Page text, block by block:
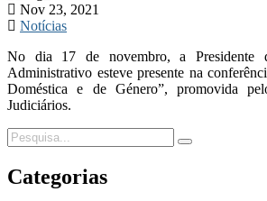
Nov 23, 2021
Notícias
No dia 17 de novembro, a Presidente
Administrativo esteve presente na
Doméstica e de Género”, promovida
Judiciários.
Categorias